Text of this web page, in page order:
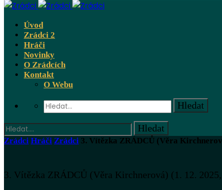
Úvod
Zrádci 2
Hráči
Novinky
O Zrádcích
Kontakt
O Webu
Zrádci Hráči Zrádci 3. Vítězka ZRÁDCŮ (Věra
3. Vítězka ZRÁDCŮ (Věra Kirchnerová) (1. 12.